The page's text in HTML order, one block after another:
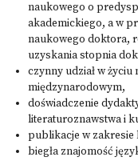
naukowego o
akademickiego, a w
naukowego doktora,
uzyskania stopnia
czynny udział w
międzynarodowym,
doświadczenie
literaturoznawstwa i
publikacje w
biegła znajomość